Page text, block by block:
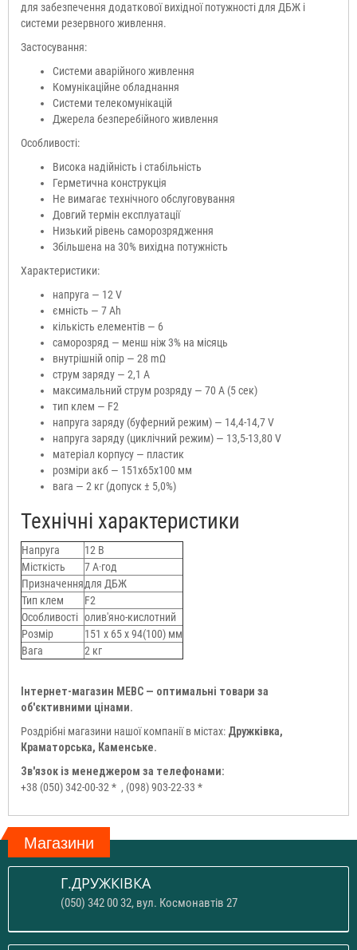
для забезпечення додаткової вихідної потужності для ДБЖ і
системи резервного живлення.
Застосування:
Системи аварійного живлення
Комунікаційне обладнання
Системи телекомунікацій
Джерела безперебійного живлення
Особливості:
Висока надійність і стабільність
Герметична конструкція
Не вимагає технічного обслуговування
Довгий термін експлуатації
Низький рівень саморозрядження
Збільшена на 30% вихідна потужність
Характеристики:
напруга — 12 V
ємність — 7 Ah
кількість елементів — 6
саморозряд — менш ніж 3% на місяць
внутрішній опір — 28 mΩ
струм заряду — 2,1 А
максимальний струм розряду — 70 А (5 сек)
тип клем — F2
напруга заряду (буферний режим) — 14,4-14,7 V
напруга заряду (циклічний режим) — 13,5-13,80 V
матеріал корпусу — пластик
розміри акб — 151x65x100 мм
вага — 2 кг (допуск ± 5,0%)
Технічні характеристики
Напруга
12 В
Місткість
7 А·год
Призначеннядля ДБЖ
Тип клем
F2
Особливості олив'яно-кислотний
Розмір
151 х 65 х 94(100) мм
Вага
2 кг
Інтернет-магазин МЕВС — оптимальні товари за
об'єктивними цінами.
Роздрібні магазини нашої компанії в містах: Дружківка,
Краматорська, Каменське.
Зв'язок із менеджером за телефонами:
+38 (050) 342-00-32 * , (098) 903-22-33 *
Магазини
Г.ДРУЖКІВКА
(050) 342 00 32, вул. Космонавтів 27